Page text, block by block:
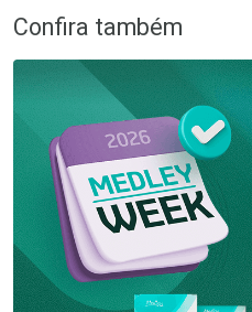
Confira também